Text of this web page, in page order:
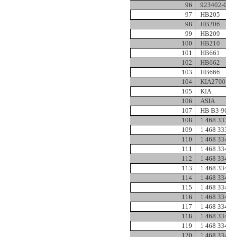
96
923402-
97
HB205
98
HB206
99
HB209
100
HB210
101
HB661
102
HB662
103
HB666
104
KIA2700
105
KIA
106
ASIA
107
HB B3-
108
1 468
109
1 468
110
1 468
111
1 468
112
1 468
113
1 468
114
1 468
115
1 468
116
1 468
117
1 468
118
1 468
119
1 468
120
1 468